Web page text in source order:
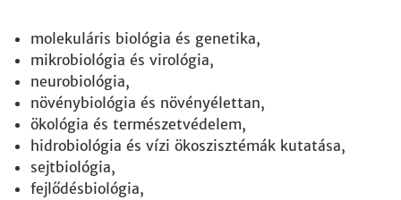
molekuláris biológia és genetika,
mikrobiológia és virológia,
neurobiológia,
növénybiológia és növényélettan,
ökológia és természetvédelem,
hidrobiológia és vízi ökoszisztémák kutatása,
sejtbiológia,
fejlődésbiológia,